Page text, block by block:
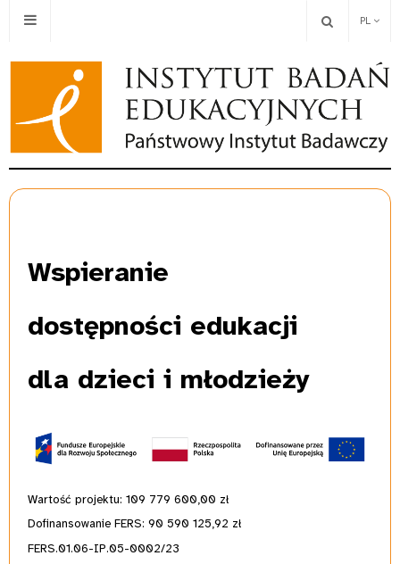
PL
Wspieranie
dostępności edukacji
dla dzieci i młodzieży
Wartość projektu: 109 779 600,00 zł
Dofinansowanie FERS: 90 590 125,92 zł
FERS.01.06-IP.05-0002/23